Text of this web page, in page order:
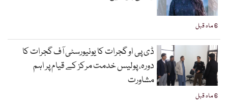
6 ماہ قبل
6 ماہ قبل
ڈی پی او گجرات کا یونیورسٹی آف گجرات کا
دورہ، پولیس خدمت مرکز کے قیام پر اہم
مشاورت